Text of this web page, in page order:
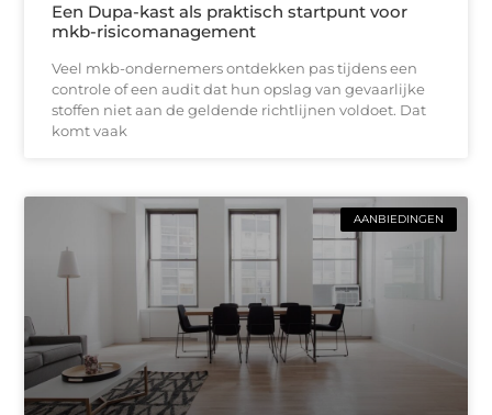
Een Dupa-kast als praktisch startpunt voor
mkb-risicomanagement
Veel mkb-ondernemers ontdekken pas tijdens een
controle of een audit dat hun opslag van gevaarlijke
stoffen niet aan de geldende richtlijnen voldoet. Dat
komt vaak
AANBIEDINGEN